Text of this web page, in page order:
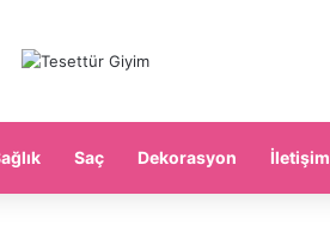
Saç Dekorasyon İletişim